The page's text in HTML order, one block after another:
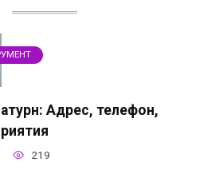
Адрес, телефон,
219